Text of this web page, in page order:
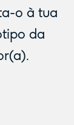
o à tua
da